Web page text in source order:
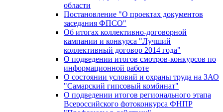
области
Постановление "О проектах документов
заседания ФПСО"
Об итогах коллективно-договорной
кампании и конкурса "Лучший
коллективный договор 2014 года"
О подведении итогов смотров-конкурсов по
информационной работе
О состоянии условий и охраны труда на ЗАО
"Самарский гипсовый комбинат"
О подведении итогов регионального этапа
Всероссийского фотоконкурса ФНПР